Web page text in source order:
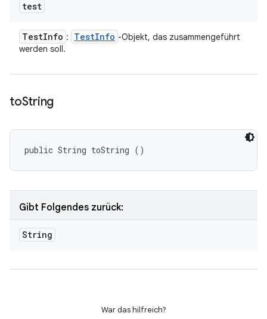
test
TestInfo : TestInfo -Objekt, das zusammengeführt
werden soll.
toString
public String toString ()
Gibt Folgendes zurück:
String
War das hilfreich?